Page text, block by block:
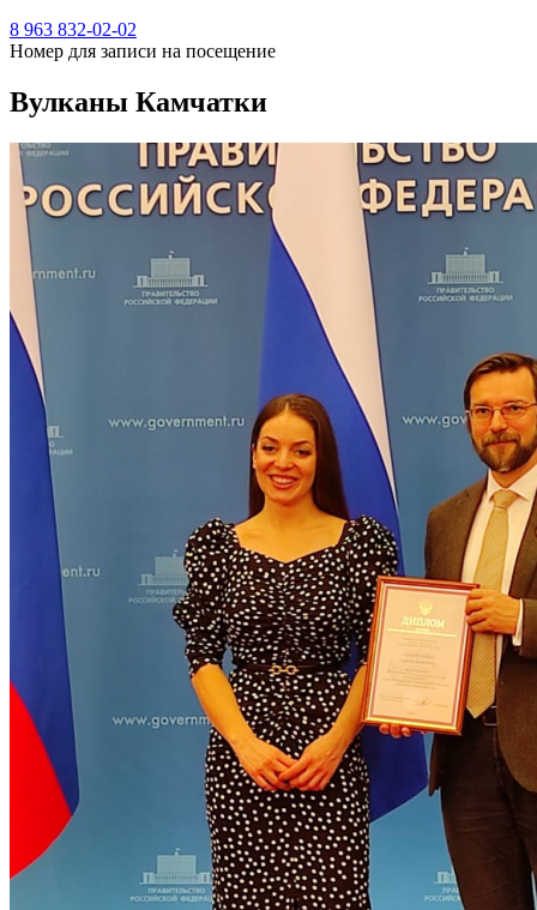
8 963 832-02-02
Номер для записи на посещение
Вулканы Камчатки